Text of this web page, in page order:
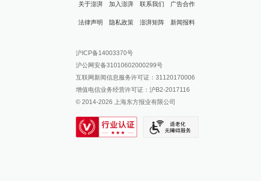
关于澎湃 加入澎湃 联系我们 广告合作
法律声明 隐私政策 澎湃矩阵
澎湃新闻公众号
澎湃新闻抖音号
派生万物开放平台
IP SHANGHAI
SIXTH TONE
新闻报料
报料邮箱: news@thepaper.cn
沪ICP备14003370号
沪公网安备31010602000299号
互联网新闻信息服务许可证：31120170006
增值电信业务经营许可证：沪B2-2017116
© 2014-2026 上海东方报业有限公司